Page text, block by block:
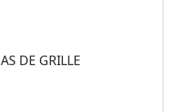
DE GRILLE